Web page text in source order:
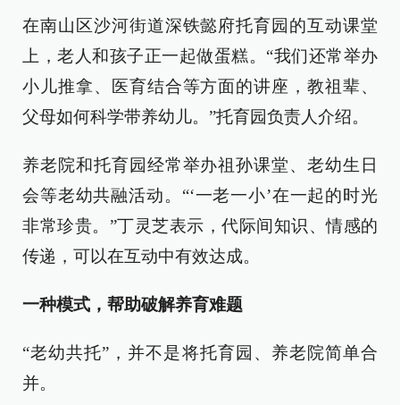
在南山区沙河街道深铁懿府托育园的互动课堂
上，老人和孩子正一起做蛋糕。“我们还常举办
小儿推拿、医育结合等方面的讲座，教祖辈、
父母如何科学带养幼儿。”托育园负责人介绍。
养老院和托育园经常举办祖孙课堂、老幼生日
会等老幼共融活动。“‘一老一小’在一起的时光
非常珍贵。”丁灵芝表示，代际间知识、情感的
传递，可以在互动中有效达成。
一种模式，帮助破解养育难题
“老幼共托”，并不是将托育园、养老院简单合
并。